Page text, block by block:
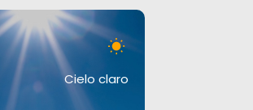
Cielo claro